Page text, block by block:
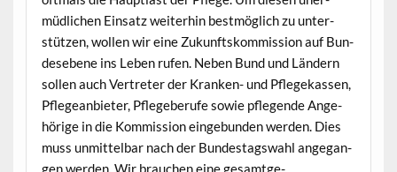
müdlichen Ein­satz weit­er­hin best­möglich zu unter­
stützen, wollen wir eine Zukun­ft­skom­mis­sion auf Bun­
de­sebene ins Leben rufen. Neben Bund und Län­dern
sollen auch Vertreter der Kranken- und Pflegekassen,
Pflegean­bi­eter, Pflege­berufe sowie pfle­gende Ange­
hörige in die Kom­mis­sion einge­bun­den wer­den. Dies
muss unmit­tel­bar nach der Bun­destagswahl ange­gan­
gen wer­den. Wir brauchen eine gesamt­ge­